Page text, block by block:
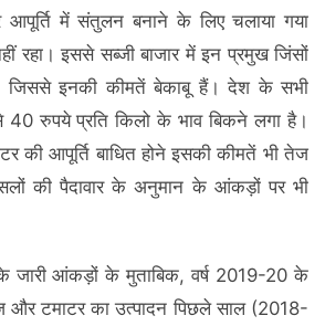
में संतुलन बनाने के लिए चलाया गया
रहा। इससे सब्जी बाजार में इन प्रमुख जिंसों
जिससे इनकी कीमतें बेकाबू हैं। देश के सभी
रुपये प्रति किलो के भाव बिकने लगा है।
की आपूर्ति बाधित होने इसकी कीमतें भी तेज
की पैदावार के अनुमान के आंकड़ों पर भी
जारी आंकड़ों के मुताबिक, वर्ष 2019-20 के
और टमाटर का उत्पादन पिछले साल (2018-